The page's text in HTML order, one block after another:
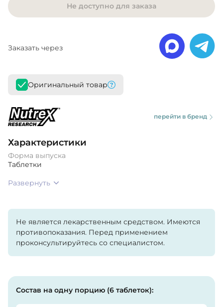
Не доступно для заказа
Заказать через
Оригинальный товар
перейти в бренд
Характеристики
Форма выпуска
Таблетки
Развернуть
Не является лекарственным средством. Имеются
противопоказания. Перед применением
проконсультируйтесь со специалистом.
Состав на одну порцию (6 таблеток):